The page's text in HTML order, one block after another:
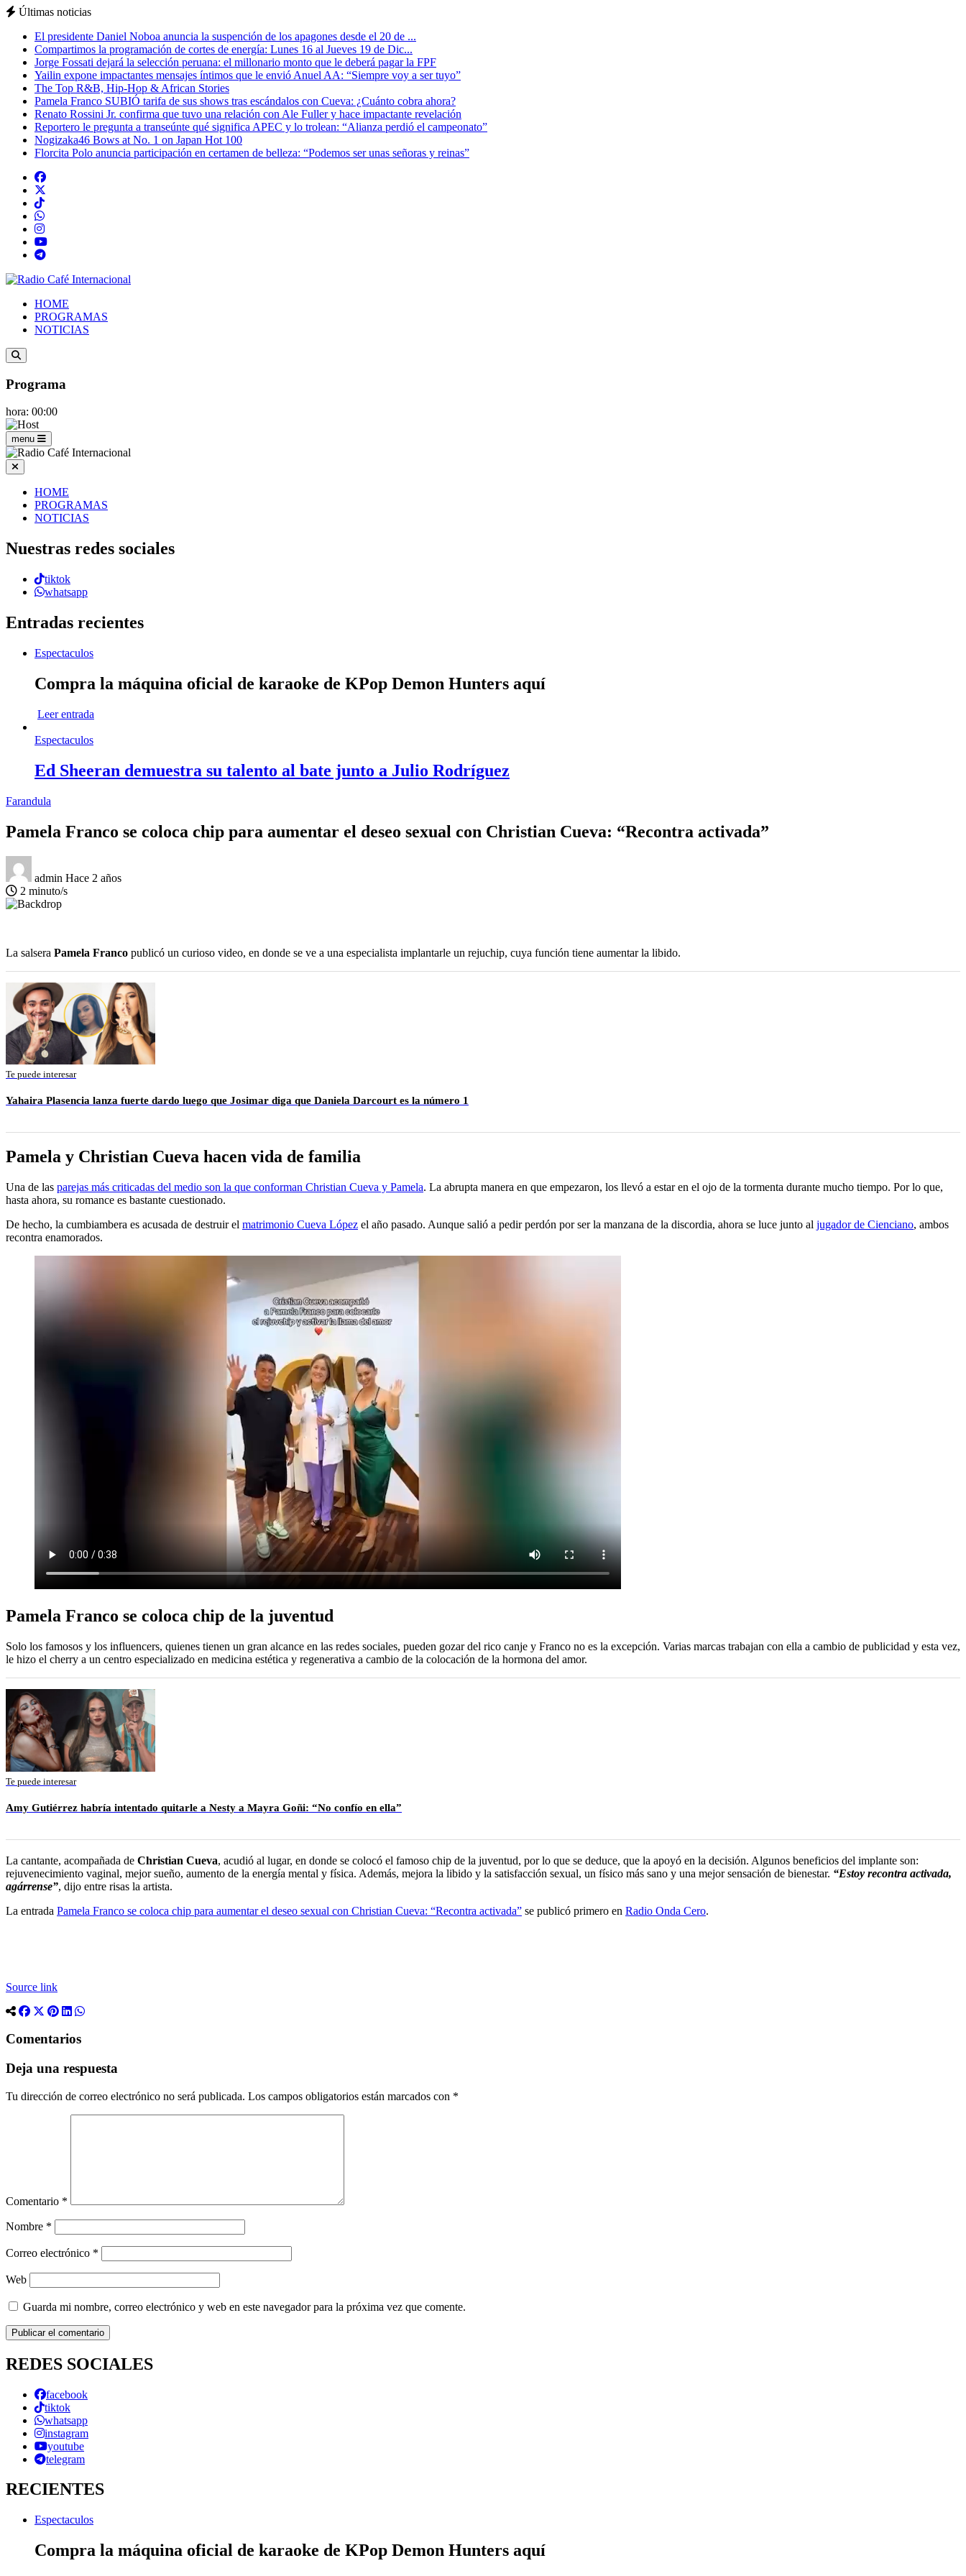
Últimas noticias
El presidente Daniel Noboa anuncia la suspención de los apagones desde el 20 de ...
Compartimos la programación de cortes de energía: Lunes 16 al Jueves 19 de Dic...
Jorge Fossati dejará la selección peruana: el millonario monto que le deberá pagar la FPF
Yailin expone impactantes mensajes íntimos que le envió Anuel AA: “Siempre voy a ser tuyo”
The Top R&B, Hip-Hop & African Stories
Pamela Franco SUBIÓ tarifa de sus shows tras escándalos con Cueva: ¿Cuánto cobra ahora?
Renato Rossini Jr. confirma que tuvo una relación con Ale Fuller y hace impactante revelación
Reportero le pregunta a transeúnte qué significa APEC y lo trolean: “Alianza perdió el campeonato”
Nogizaka46 Bows at No. 1 on Japan Hot 100
Florcita Polo anuncia participación en certamen de belleza: “Podemos ser unas señoras y reinas”
HOME
PROGRAMAS
NOTICIAS
Programa
hora: 00:00
menu
HOME
PROGRAMAS
NOTICIAS
Nuestras redes sociales
tiktok
whatsapp
Entradas recientes
Espectaculos
Compra la máquina oficial de karaoke de KPop Demon Hunters aquí
Leer entrada
Espectaculos
Ed Sheeran demuestra su talento al bate junto a Julio Rodríguez
Farandula
Pamela Franco se coloca chip para aumentar el deseo sexual con Christian Cueva: “Recontra activada”
admin Hace 2 años
2 minuto/s
La salsera Pamela Franco publicó un curioso video, en donde se ve a una especialista implantarle un rejuchip, cuya función tiene aumentar la libido.
Te puede interesar
Yahaira Plasencia lanza fuerte dardo luego que Josimar diga que Daniela Darcourt es la número 1
Pamela y Christian Cueva hacen vida de familia
Una de las parejas más criticadas del medio son la que conforman Christian Cueva y Pamela. La abrupta manera en que empezaron, los llevó a estar en el ojo de la tormenta durante mucho tiempo. Por lo que,
hasta ahora, su romance es bastante cuestionado.
De hecho, la cumbiambera es acusada de destruir el matrimonio Cueva López el año pasado. Aunque salió a pedir perdón por ser la manzana de la discordia, ahora se luce junto al jugador de Cienciano, ambos
recontra enamorados.
Pamela Franco se coloca chip de la juventud
Solo los famosos y los influencers, quienes tienen un gran alcance en las redes sociales, pueden gozar del rico canje y Franco no es la excepción. Varias marcas trabajan con ella a cambio de publicidad y esta vez,
le hizo el cherry a un centro especializado en medicina estética y regenerativa a cambio de la colocación de la hormona del amor.
Te puede interesar
Amy Gutiérrez habría intentado quitarle a Nesty a Mayra Goñi: “No confío en ella”
La cantante, acompañada de Christian Cueva, acudió al lugar, en donde se colocó el famoso chip de la juventud, por lo que se deduce, que la apoyó en la decisión. Algunos beneficios del implante son:
rejuvenecimiento vaginal, mejor sueño, aumento de la energía mental y física. Además, mejora la libido y la satisfacción sexual, un físico más sano y una mejor sensación de bienestar. “Estoy recontra activada,
agárrense”, dijo entre risas la artista.
La entrada Pamela Franco se coloca chip para aumentar el deseo sexual con Christian Cueva: “Recontra activada” se publicó primero en Radio Onda Cero.
Source link
Comentarios
Deja una respuesta
Tu dirección de correo electrónico no será publicada. Los campos obligatorios están marcados con *
Comentario *
Nombre *
Correo electrónico *
Web
Guarda mi nombre, correo electrónico y web en este navegador para la próxima vez que comente.
REDES SOCIALES
facebook
tiktok
whatsapp
instagram
youtube
telegram
RECIENTES
Espectaculos
Compra la máquina oficial de karaoke de KPop Demon Hunters aquí